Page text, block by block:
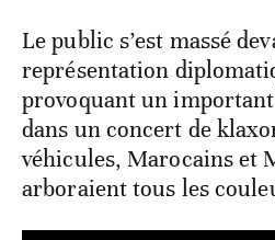
aux 8èmes
Le public s’est massé
représentation
provoquant un important
dans un concert de
véhicules, Marocains et